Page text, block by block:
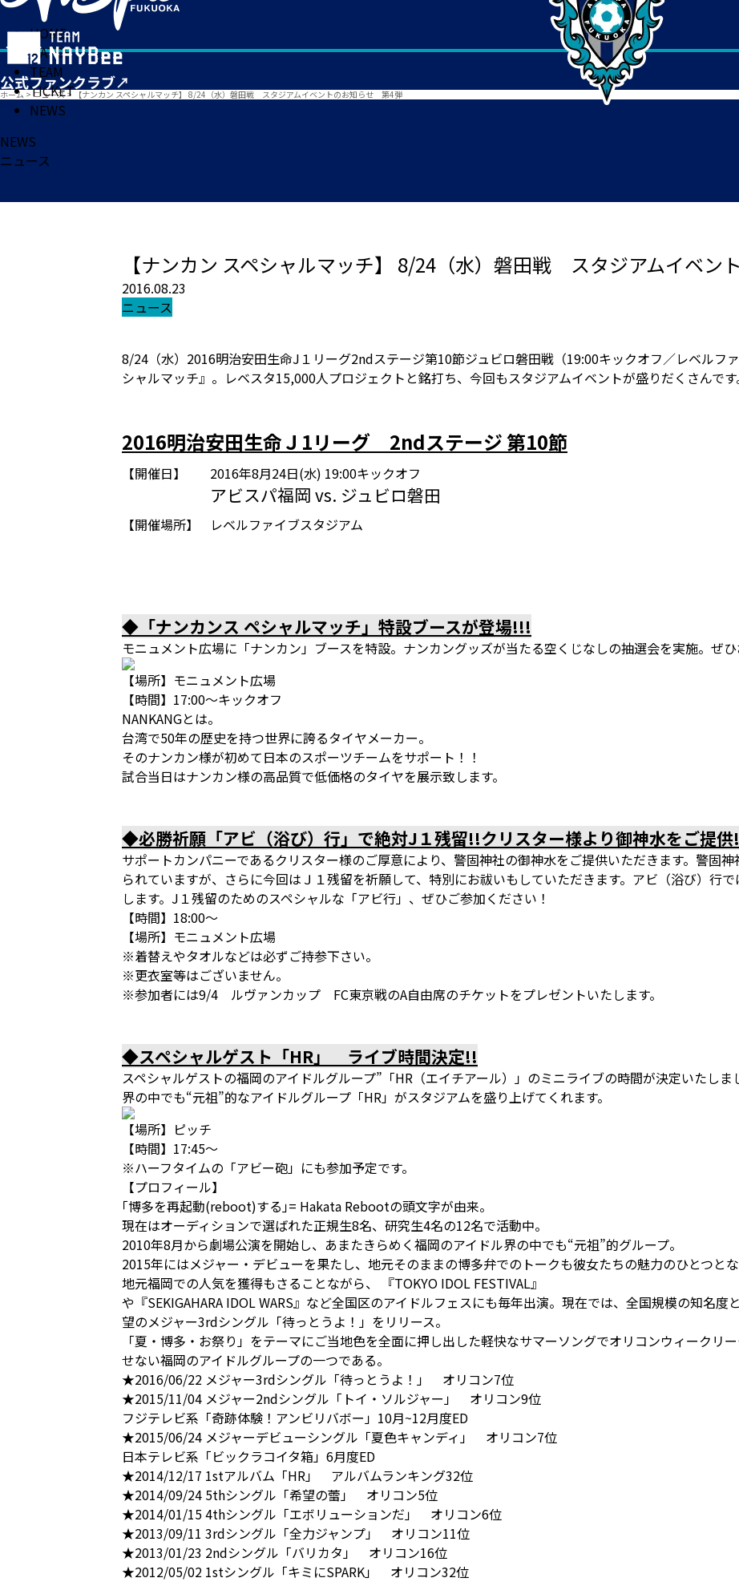
HOME
MATCH
TEAM
TICKET
NEWS
ホーム > ニュース> 【ナンカン スペシャルマッチ】 8/24（水）磐田戦 スタジアムイベントのお知らせ 第4弾
NEWS
ニュース
【ナンカン スペシャルマッチ】 8/24（水）磐田戦 スタジアムイベ
2016.08.23
ニュース
8/24（水）2016明治安田生命J１リーグ2ndステージ第10節ジュビロ磐田戦（19:00キックオフ／レベルフ
シャルマッチ』。レベスタ15,000人プロジェクトと銘打ち、今回もスタジアムイベントが盛りだくさんです
2016明治安田生命Ｊ1リーグ 2ndステージ 第10節
【開催日】 2016年8月24日(水) 19:00キックオフ
アビスパ福岡 vs. ジュビロ磐田
【開催場所】 レベルファイブスタジアム
◆「ナンカンス ペシャルマッチ」特設ブースが登場!!!
モニュメント広場に「ナンカン」ブースを特設。ナンカングッズが当たる空くじなしの抽選会を実施。ぜひ
【場所】モニュメント広場
【時間】17:00～キックオフ
NANKANGとは。
台湾で50年の歴史を持つ世界に誇るタイヤメーカー。
そのナンカン様が初めて日本のスポーツチームをサポート！！
試合当日はナンカン様の高品質で低価格のタイヤを展示致します。
◆必勝祈願「アビ（浴び）行」で絶対J１残留!!クリスター様より御神水をご提
サポートカンパニーであるクリスター様のご厚意により、警固神社の御神水をご提供いただきます。警固
られていますが、さらに今回はＪ１残留を祈願して、特別にお祓いもしていただきます。アビ（浴び）行
します。J１残留のためのスペシャルな「アビ行」、ぜひご参加ください！
【時間】18:00～
【場所】モニュメント広場
※着替えやタオルなどは必ずご持参下さい。
※更衣室等はございません。
※参加者には9/4 ルヴァンカップ FC東京戦のA自由席のチケットをプレゼントいたします。
◆スペシャルゲスト「HR」 ライブ時間決定!!
スペシャルゲストの福岡のアイドルグループ”「HR（エイチアール）」のミニライブの時間が決定いたし
界の中でも“元祖”的なアイドルグループ「HR」がスタジアムを盛り上げてくれます。
【場所】ピッチ
【時間】17:45～
※ハーフタイムの「アビー砲」にも参加予定です。
【プロフィール】
｢博多を再起動(reboot)する｣= Hakata Rebootの頭文字が由来。
現在はオーディションで選ばれた正規生8名、研究生4名の12名で活動中。
2010年8月から劇場公演を開始し、あまたきらめく福岡のアイドル界の中でも“元祖”的グループ。
2015年にはメジャー・デビューを果たし、地元そのままの博多弁でのトークも彼女たちの魅力のひとつとな
地元福岡での人気を獲得もさることながら、 『TOKYO IDOL FESTIVAL』
や『SEKIGAHARA IDOL WARS』など全国区のアイドルフェスにも毎年出演。現在では、全国規模の知名
望のメジャー3rdシングル「待っとうよ！」をリリース。
「夏・博多・お祭り」をテーマにご当地色を全面に押し出した軽快なサマーソングでオリコンウィークリ
せない福岡のアイドルグループの一つである。
★2016/06/22 メジャー3rdシングル「待っとうよ！」 オリコン7位
★2015/11/04 メジャー2ndシングル「トイ・ソルジャー」 オリコン9位
フジテレビ系「奇跡体験！アンビリバボー」10月~12月度ED
★2015/06/24 メジャーデビューシングル「夏色キャンディ」 オリコン7位
日本テレビ系「ビックラコイタ箱」6月度ED
★2014/12/17 1stアルバム「HR」 アルバムランキング32位
★2014/09/24 5thシングル「希望の蕾」 オリコン5位
★2014/01/15 4thシングル「エボリューションだ」 オリコン6位
★2013/09/11 3rdシングル「全力ジャンプ」 オリコン11位
★2013/01/23 2ndシングル「バリカタ」 オリコン16位
★2012/05/02 1stシングル「キミにSPARK」 オリコン32位